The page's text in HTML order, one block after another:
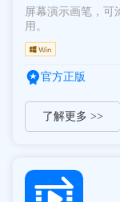
屏幕演示画笔，可
用。
官方正版
了解更多 >>